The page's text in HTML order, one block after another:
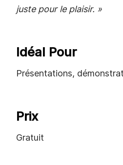
juste pour le plaisir. »
Idéal Pour
Présentations,
Prix
Gratuit